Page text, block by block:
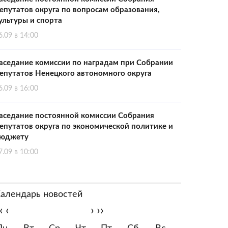
округа по вопросам образования,
и спорта
в 14:00
комиссии по наградам при Собрании
Ненецкого автономного округа
в 16:00
постоянной комиссии Собрания
округа по экономической политике и
в 10:00
новостей
‹ › ››